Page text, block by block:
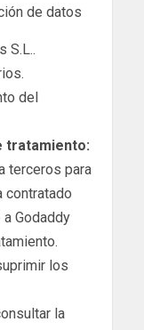
de datos
S.L..
del
tratamiento:
terceros para
contratado
Godaddy
los
la